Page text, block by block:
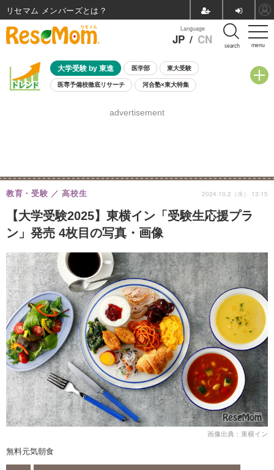
menu
Language
JP / CN search
大学受験 by 東進 医学部 東大受験
医専予備校徹底リサーチ 河合塾×東大特集
8月開催学校説明会・相談会
advertisement
【大学受験2025】東横イン「受験生応援プラ
ン」発売 4枚目の写真・画像
教育・受験 高校生 2024.10.2（水） 13:15
画像出典：東横イン
無料元気朝食
リセマム メンバーズ